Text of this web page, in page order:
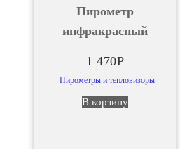
Пирометр
инфракрасный
1 470Р
Пирометры и тепловизоры
В корзину